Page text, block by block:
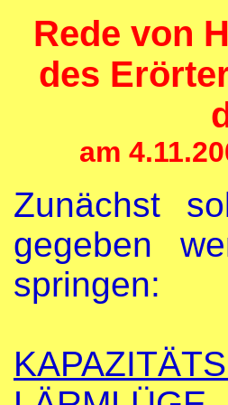
Rede von
des
am
Zunächst
gegeben
springen: